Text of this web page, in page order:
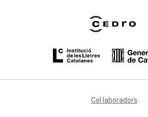
Col·laboradors